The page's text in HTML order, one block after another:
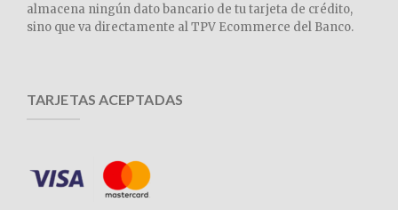
almacena ningún dato bancario de tu tarjeta de crédito,
sino que va directamente al TPV Ecommerce del Banco.
TARJETAS ACEPTADAS